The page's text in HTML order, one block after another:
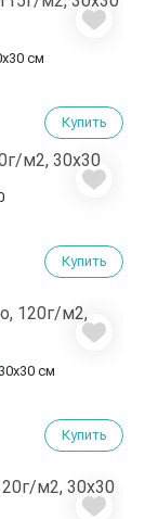
см
Купить
Купить
см
Купить